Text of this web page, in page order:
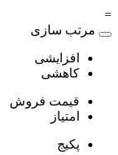
=
مرتب سازی
افزایشی
کاهشی
قیمت فروش
امتیاز
پکیج